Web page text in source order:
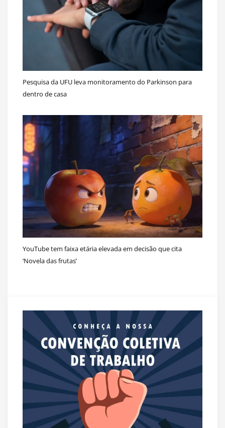
Pesquisa da UFU leva monitoramento do Parkinson para
dentro de casa
YouTube tem faixa etária elevada em decisão que cita
‘Novela das frutas’